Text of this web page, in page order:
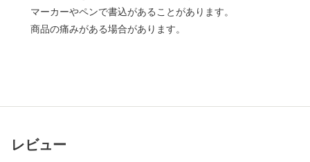
マーカーやペンで書込があることがあります。
商品の痛みがある場合があります。
レビュー